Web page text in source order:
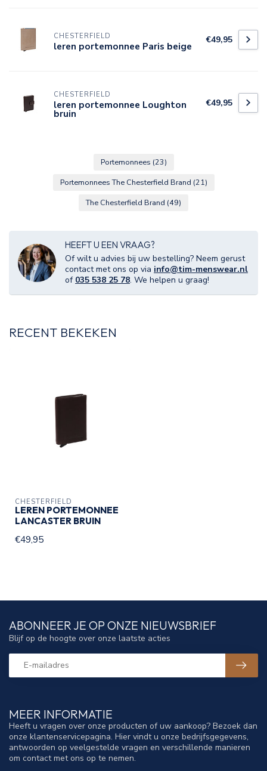
CHESTERFIELD
leren portemonnee Paris beige €49,95
CHESTERFIELD
leren portemonnee Loughton
bruin
€49,95
Portemonnees (23)
Portemonnees The Chesterfield Brand (21)
The Chesterfield Brand (49)
HEEFT U EEN VRAAG?
Of wilt u advies bij uw bestelling? Neem gerust
contact met ons op via info@tim-menswear.nl
of 035 538 25 78. We helpen u graag!
RECENT BEKEKEN
CHESTERFIELD
LEREN PORTEMONNEE
LANCASTER BRUIN
€49,95
MEER INFORMATIE
Heeft u vragen over onze producten of uw aankoop? Bezoek dan
onze klantenservicepagina. Hier vindt u onze bedrijfsgegevens,
antwoorden op veelgestelde vragen en verschillende manieren
om contact met ons op te nemen.
ABONNEER JE OP ONZE NIEUWSBRIEF
Blijf op de hoogte over onze laatste acties